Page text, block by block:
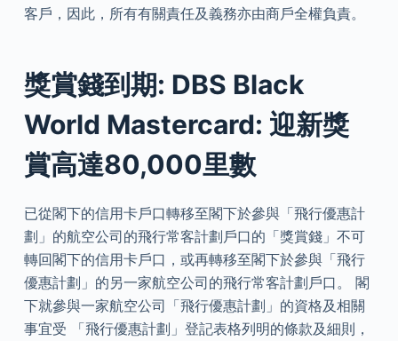
客戶，因此，所有有關責任及義務亦由商戶全權負責。
獎賞錢到期: DBS Black
World Mastercard: 迎新獎
賞高達80,000里數
已從閣下的信用卡戶口轉移至閣下於參與「飛行優惠計
劃」的航空公司的飛行常客計劃戶口的「獎賞錢」不可
轉回閣下的信用卡戶口，或再轉移至閣下於參與「飛行
優惠計劃」的另一家航空公司的飛行常客計劃戶口。 閣
下就參與一家航空公司「飛行優惠計劃」的資格及相關
事宜受 「飛行優惠計劃」登記表格列明的條款及細則，